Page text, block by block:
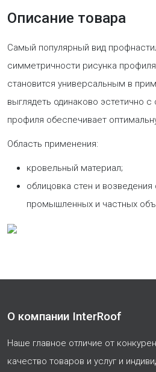
Описание товара
Самый популярный вид
симметричности рисунка
становится универсальным в
выглядеть одинаково эстетично
профиля обеспечивает
Область применения:
кровельный материал;
облицовка стен и возведения
промышленных и частных
О компании InterRoof
Наше главное отличие от
качество товаров и услуг и